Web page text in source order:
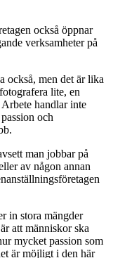
också öppnar
verksamheter på
också, men det är lika
lite, en
handlar inte
och
man jobbar på
av någon annan
in stora mängder
att människor ska
mycket passion som
är möjligt i den här